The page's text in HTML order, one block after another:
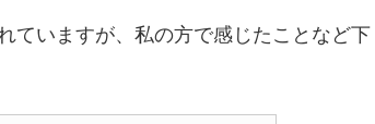
ていますが、私の方で感じたことなど下